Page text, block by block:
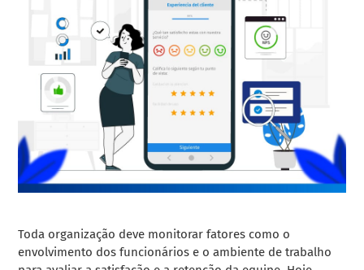
Toda organização deve monitorar fatores como o
envolvimento dos funcionários e o ambiente de trabalho